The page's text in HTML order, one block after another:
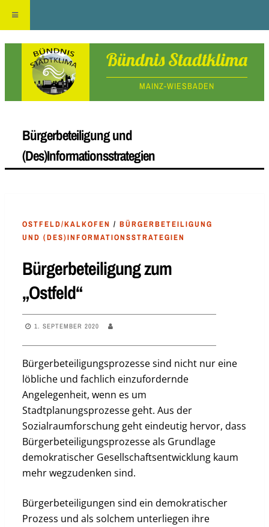
Bündnis Stadtklima
MAINZ-WIESBADEN
Bürgerbeteiligung und
(Des)Informationsstrategien
OSTFELD/KALKOFEN / BÜRGERBETEILIGUNG
UND (DES)INFORMATIONSSTRATEGIEN
Bürgerbeteiligung zum
„Ostfeld“
1. SEPTEMBER 2020
Bürgerbeteiligungsprozesse sind nicht nur eine
löbliche und fachlich einzufordernde
Angelegenheit, wenn es um
Stadtplanungsprozesse geht. Aus der
Sozialraumforschung geht eindeutig hervor, dass
Bürgerbeteiligungsprozesse als Grundlage
demokratischer Gesellschaftsentwicklung kaum
mehr wegzudenken sind.
Bürgerbeteiligungen sind ein demokratischer
Prozess und als solchem unterliegen ihre